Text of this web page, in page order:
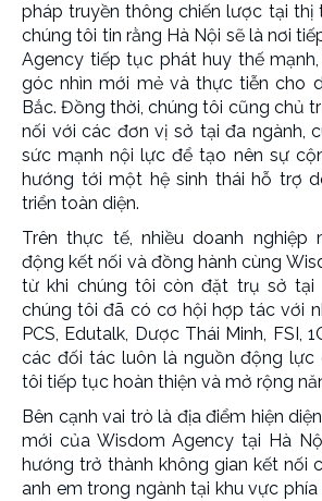
pháp truyền thông chiến lược tại thị
chúng tôi tin rằng Hà Nội sẽ là nơi
Agency tiếp tục phát huy thế
góc nhìn mới mẻ và thực tiễn cho
Bắc. Đồng thời, chúng tôi cũng chủ
nối với các đơn vị sở tại đa ngành,
sức mạnh nội lực để tạo nên sự
hướng tới một hệ sinh thái hỗ trợ
triển toàn diện.
Trên thực tế, nhiều doanh nghiệp
động kết nối và đồng hành cùng
từ khi chúng tôi còn đặt trụ sở tại
chúng tôi đã có cơ hội hợp tác với
PCS, Edutalk, Dược Thái Minh, FSI,
các đối tác luôn là nguồn động lực
tôi tiếp tục hoàn thiện và mở rộng
Bên cạnh vai trò là địa điểm hiện
mới của Wisdom Agency tại Hà
hướng trở thành không gian kết nối
anh em trong ngành tại khu vực